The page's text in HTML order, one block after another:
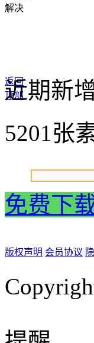
解决
返回
顶部
近期新
5201张
免费下
版权声明 会员协议